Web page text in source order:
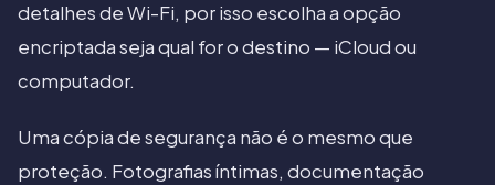
detalhes de Wi-Fi, por isso escolha a opção
encriptada seja qual for o destino — iCloud ou
computador.
Uma cópia de segurança não é o mesmo que
proteção. Fotografias íntimas, documentação